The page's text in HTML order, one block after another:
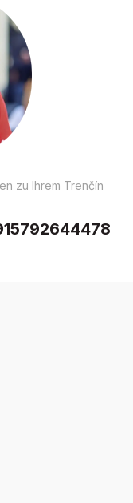
zu Ihrem Trenčín